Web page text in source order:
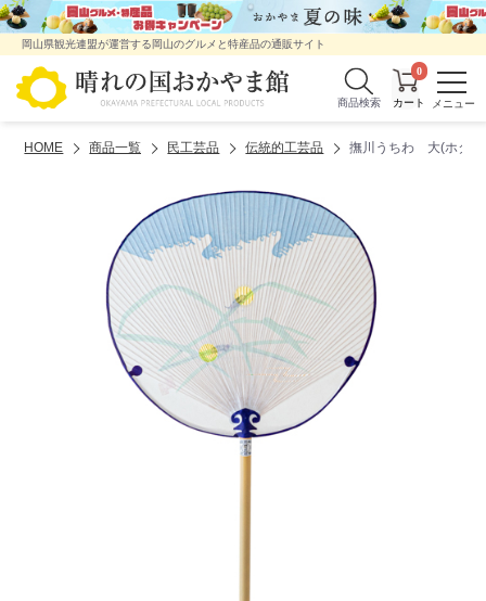
岡山県観光連盟が運営する岡山のグルメと特産品の通販サイト
商品検索
0
HOME 商品一覧 民工芸品 伝統的工芸品 撫川うちわ 大(ホタ